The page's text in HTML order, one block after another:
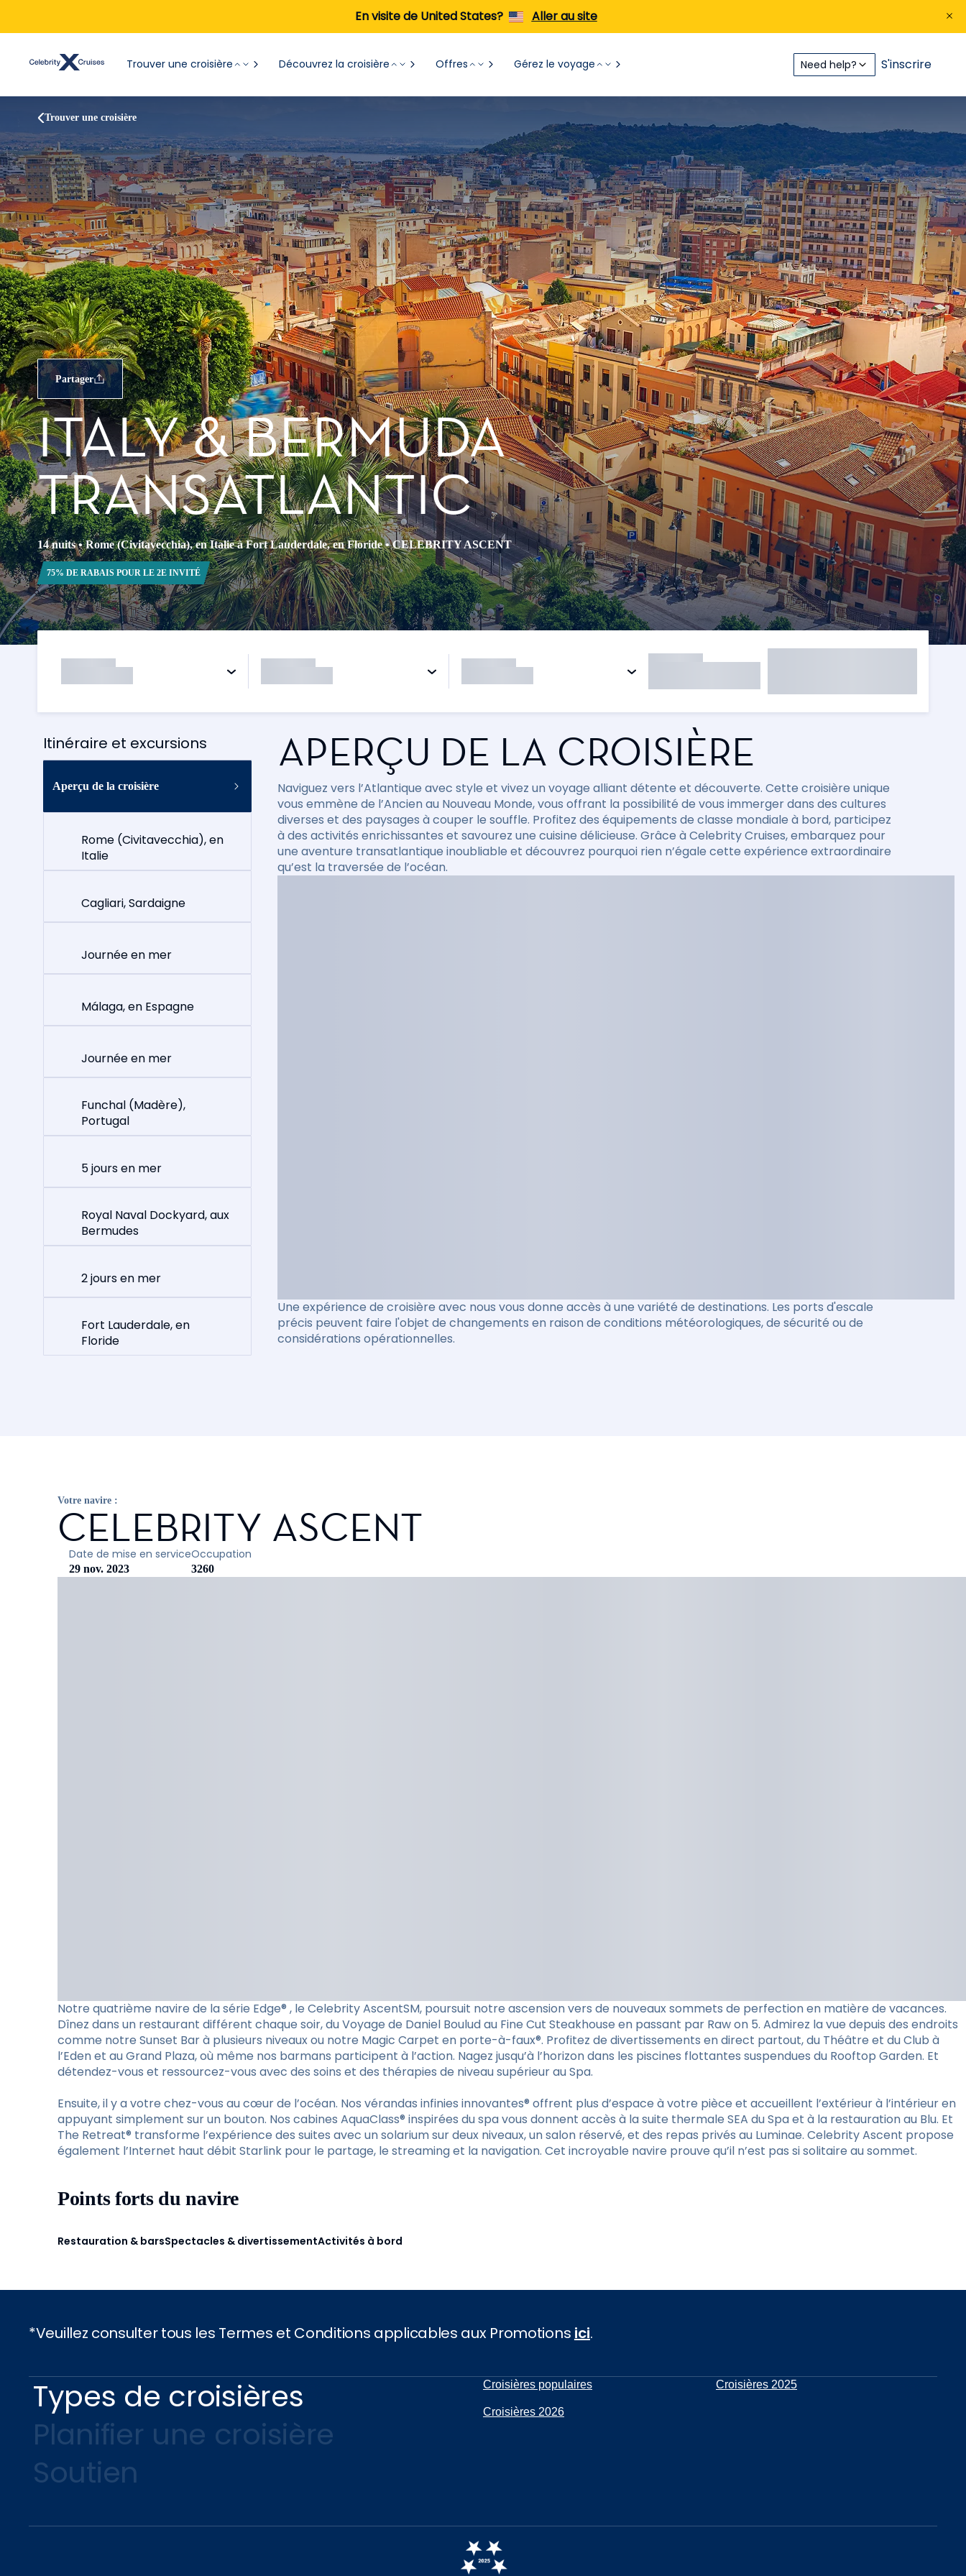
En visite de United States? Aller au site
Trouver une croisière Découvrez la croisière Offres Gérez le voyage Need help? S'inscrire
Trouver une croisière
Partager
ITALY & BERMUDA
TRANSATLANTIC
14 nuits•Rome (Civitavecchia), en Italie à Fort Lauderdale, en Floride•CELEBRITY ASCENT
75% DE RABAIS POUR LE 2E INVITÉ
Itinéraire et excursions
Aperçu de la croisière
Rome (Civitavecchia), en
Italie
Cagliari, Sardaigne
Journée en mer
Málaga, en Espagne
Journée en mer
Funchal (Madère),
Portugal
5 jours en mer
Royal Naval Dockyard, aux
Bermudes
2 jours en mer
Fort Lauderdale, en
Floride
APERÇU DE LA CROISIÈRE
Naviguez vers l’Atlantique avec style et vivez un voyage alliant détente et découverte. Cette croisière unique
vous emmène de l’Ancien au Nouveau Monde, vous offrant la possibilité de vous immerger dans des cultures
diverses et des paysages à couper le souffle. Profitez des équipements de classe mondiale à bord, participez
à des activités enrichissantes et savourez une cuisine délicieuse. Grâce à Celebrity Cruises, embarquez pour
une aventure transatlantique inoubliable et découvrez pourquoi rien n’égale cette expérience extraordinaire
qu’est la traversée de l’océan.
Une expérience de croisière avec nous vous donne accès à une variété de destinations. Les ports d'escale
précis peuvent faire l'objet de changements en raison de conditions météorologiques, de sécurité ou de
considérations opérationnelles.
Votre navire :
CELEBRITY ASCENT
Date de mise en service
29 nov. 2023
Occupation
3260
Notre quatrième navire de la série Edge® , le Celebrity AscentSM, poursuit notre ascension vers de nouveaux sommets de perfection en matière de vacances.
Dînez dans un restaurant différent chaque soir, du Voyage de Daniel Boulud au Fine Cut Steakhouse en passant par Raw on 5. Admirez la vue depuis des endroits
comme notre Sunset Bar à plusieurs niveaux ou notre Magic Carpet en porte-à-faux®. Profitez de divertissements en direct partout, du Théâtre et du Club à
l’Eden et au Grand Plaza, où même nos barmans participent à l’action. Nagez jusqu’à l’horizon dans les piscines flottantes suspendues du Rooftop Garden. Et
détendez-vous et ressourcez-vous avec des soins et des thérapies de niveau supérieur au Spa.
Ensuite, il y a votre chez-vous au cœur de l’océan. Nos vérandas infinies innovantes® offrent plus d’espace à votre pièce et accueillent l’extérieur à l’intérieur en
appuyant simplement sur un bouton. Nos cabines AquaClass® inspirées du spa vous donnent accès à la suite thermale SEA du Spa et à la restauration au Blu. Et
The Retreat® transforme l’expérience des suites avec un solarium sur deux niveaux, un salon réservé, et des repas privés au Luminae. Celebrity Ascent propose
également l’Internet haut débit Starlink pour le partage, le streaming et la navigation. Cet incroyable navire prouve qu’il n’est pas si solitaire au sommet.
Points forts du navire
Restauration & barsSpectacles & divertissementActivités à bord
*Veuillez consulter tous les Termes et Conditions applicables aux Promotions ici.
Types de croisières
Planifier une croisière
Soutien
Croisières populaires Croisières 2025
Croisières 2026